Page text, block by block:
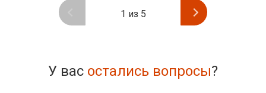
1 из 5
У вас остались вопросы?